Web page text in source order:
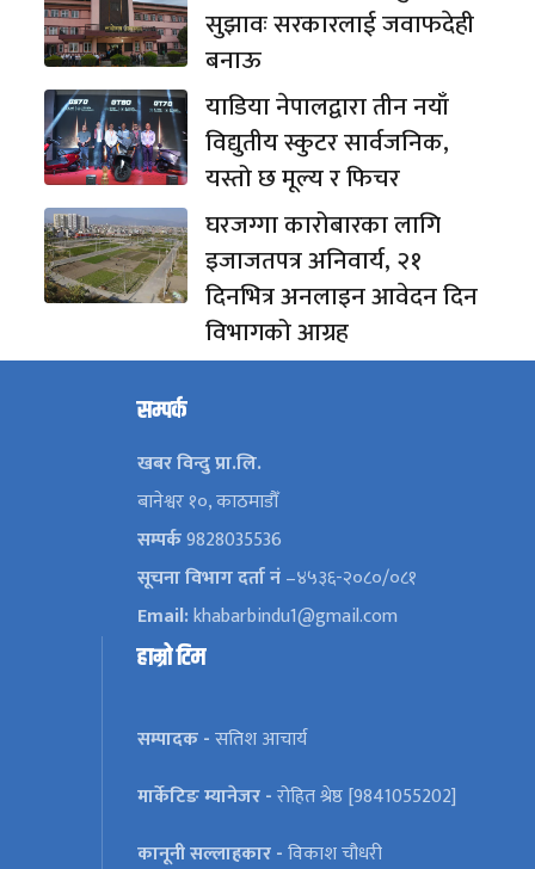
सुझावः सरकारलाई जवाफदेही
बनाऊ
याडिया नेपालद्वारा तीन नयाँ
विद्युतीय स्कुटर सार्वजनिक,
यस्तो छ मूल्य र फिचर
घरजग्गा कारोबारका लागि
इजाजतपत्र अनिवार्य, २१
दिनभित्र अनलाइन आवेदन दिन
विभागको आग्रह
सम्पर्क
खबर विन्दु प्रा.लि.
बानेश्वर १०, काठमाडौँ
सम्पर्क9828035536
सूचना विभाग दर्ता नं–४५३६-२०८०/०८१
Email:khabarbindu1@gmail.com
हाम्रो टिम
सम्पादक -सतिश आचार्य
मार्केटिङ म्यानेजर -रोहित श्रेष्ठ [9841055202]
कानूनी सल्लाहकार -विकाश चौधरी